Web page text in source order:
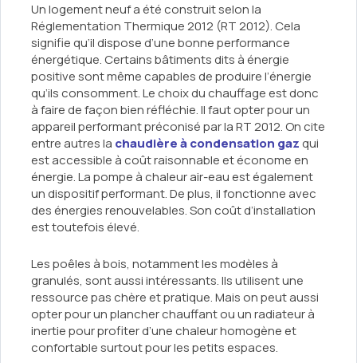
Un logement neuf a été construit selon la
Réglementation Thermique 2012 (RT 2012). Cela
signifie qu’il dispose d’une bonne performance
énergétique. Certains bâtiments dits à énergie
positive sont même capables de produire l’énergie
qu’ils consomment. Le choix du chauffage est donc
à faire de façon bien réfléchie. Il faut opter pour un
appareil performant préconisé par la RT 2012. On cite
entre autres la chaudière à condensation gaz qui
est accessible à coût raisonnable et économe en
énergie. La pompe à chaleur air-eau est également
un dispositif performant. De plus, il fonctionne avec
des énergies renouvelables. Son coût d’installation
est toutefois élevé.
Les poêles à bois, notamment les modèles à
granulés, sont aussi intéressants. Ils utilisent une
ressource pas chère et pratique. Mais on peut aussi
opter pour un plancher chauffant ou un radiateur à
inertie pour profiter d’une chaleur homogène et
confortable surtout pour les petits espaces.